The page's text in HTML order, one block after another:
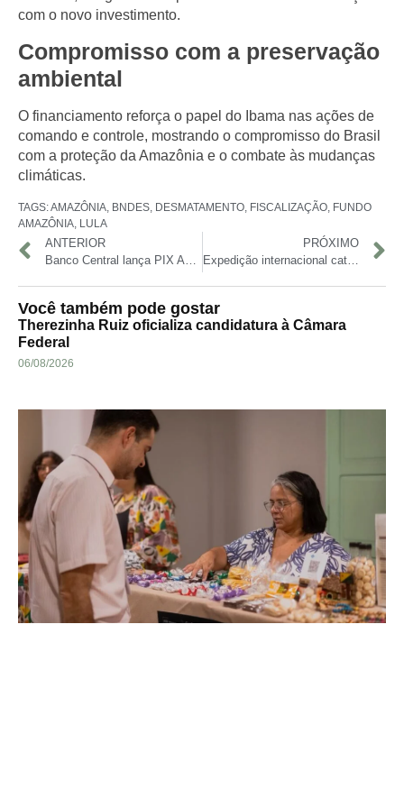
com o novo investimento.
Compromisso com a preservação
ambiental
O financiamento reforça o papel do Ibama nas ações de
comando e controle, mostrando o compromisso do Brasil
com a proteção da Amazônia e o combate às mudanças
climáticas.
TAGS:AMAZÔNIA, BNDES, DESMATAMENTO, FISCALIZAÇÃO, FUNDO
AMAZÔNIA, LULA
ANTERIOR
Banco Central lança PIX Automático para facilitar pagamento de contas recorrentes
PRÓXIMO
Expedição internacional cataloga mais de 2.800 espécies no Alto Rio Içá e reforça urgência na proteção ambiental
Você também pode gostar
Therezinha Ruiz oficializa candidatura à Câmara
Federal
06/08/2026